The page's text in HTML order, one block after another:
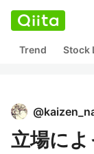
Trend Stock
@
立場に